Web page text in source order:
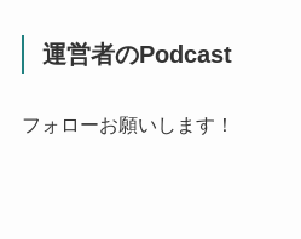
運営者のPodcast
フォローお願いします！